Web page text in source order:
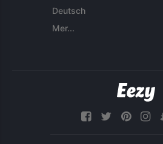
Deutsch
Mer...